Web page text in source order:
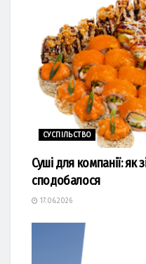
СУСПІЛЬСТВО
Суші для компанії: як
сподобалося
17.06.2026